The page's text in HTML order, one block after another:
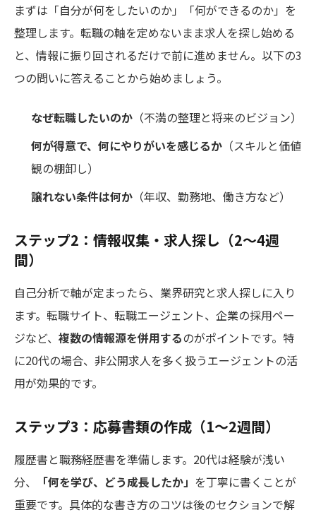
まずは「自分が何をしたいのか」「何ができるのか」を
整理します。転職の軸を定めないまま求人を探し始める
と、情報に振り回されるだけで前に進めません。以下の3
つの問いに答えることから始めましょう。
なぜ転職したいのか （不満の整理と将来のビジョン）
何が得意で、何にやりがいを感じるか （スキルと価値
観の棚卸し）
譲れない条件は何か （年収、勤務地、働き方など）
ステップ2：情報収集・求人探し（2〜4週
間）
自己分析で軸が定まったら、業界研究と求人探しに入り
ます。転職サイト、転職エージェント、企業の採用ペー
ジなど、 複数の情報源を併用するのがポイントです。特
に20代の場合、非公開求人を多く扱うエージェントの活
用が効果的です。
ステップ3：応募書類の作成（1〜2週間）
履歴書と職務経歴書を準備します。20代は経験が浅い
分、
「何を学び、どう成長したか」 を丁寧に書くことが
重要です。具体的な書き方のコツは後のセクションで解